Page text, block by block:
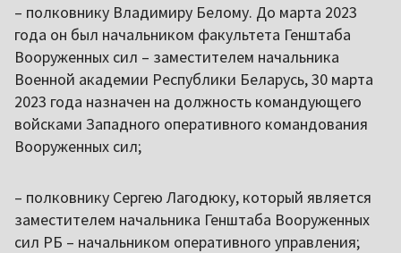
– полковнику Владимиру Белому. До марта 2023
года он был начальником факультета Генштаба
Вооруженных сил – заместителем начальника
Военной академии Республики Беларусь, 30 марта
2023 года назначен на должность командующего
войсками Западного оперативного командования
Вооруженных сил;
– полковнику Сергею Лагодюку, который является
заместителем начальника Генштаба Вооруженных
сил РБ – начальником оперативного управления;